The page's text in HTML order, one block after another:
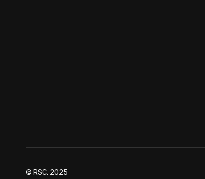
© RSC, 2025